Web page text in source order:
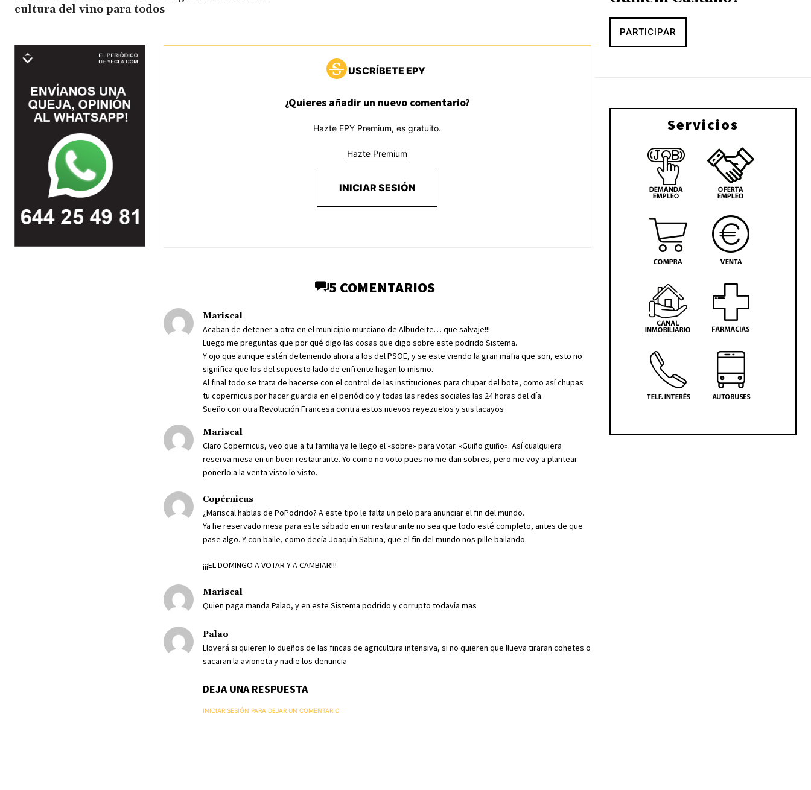
cultura del vino para todos
USCRÍBETE EPY
¿Quieres añadir un nuevo comentario?
Hazte EPY Premium, es gratuito.
Hazte Premium
INICIAR SESIÓN
5 COMENTARIOS
Mariscal
Acaban de detener a otra en el municipio murciano de Albudeite… que salvaje!!!
Luego me preguntas que por qué digo las cosas que digo sobre este podrido Sistema.
Y ojo que aunque estén deteniendo ahora a los del PSOE, y se este viendo la gran mafia que son, esto no
significa que los del supuesto lado de enfrente hagan lo mismo.
Al final todo se trata de hacerse con el control de las instituciones para chupar del bote, como así chupas
tu copernicus por hacer guardia en el periódico y todas las redes sociales las 24 horas del día.
Sueño con otra Revolución Francesa contra estos nuevos reyezuelos y sus lacayos
Mariscal
Claro Copernicus, veo que a tu familia ya le llego el «sobre» para votar. «Guiño guiño». Así cualquiera
reserva mesa en un buen restaurante. Yo como no voto pues no me dan sobres, pero me voy a plantear
ponerlo a la venta visto lo visto.
Copérnicus
¿Mariscal hablas de PoPodrido? A este tipo le falta un pelo para anunciar el fin del mundo.
Ya he reservado mesa para este sábado en un restaurante no sea que todo esté completo, antes de que
pase algo. Y con baile, como decía Joaquín Sabina, que el fin del mundo nos pille bailando.
¡¡¡EL DOMINGO A VOTAR Y A CAMBIAR!!!
Mariscal
Quien paga manda Palao, y en este Sistema podrido y corrupto todavía mas
Palao
Lloverá si quieren lo dueños de las fincas de agricultura intensiva, si no quieren que llueva tiraran cohetes o
sacaran la avioneta y nadie los denuncia
DEJA UNA RESPUESTA
INICIAR SESIÓN PARA DEJAR UN COMENTARIO
PARTICIPAR
Servicios